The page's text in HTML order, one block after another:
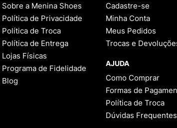
Sobre a Menina Shoes
Política de Privacidade
Política de Troca
Política de Entrega
Lojas Físicas
Programa de Fidelidade
Blog
Cadastre-se
Minha Conta
Meus Pedidos
Trocas e
AJUDA
Como Comprar
Formas de
Política de Troca
Dúvidas Frequentes